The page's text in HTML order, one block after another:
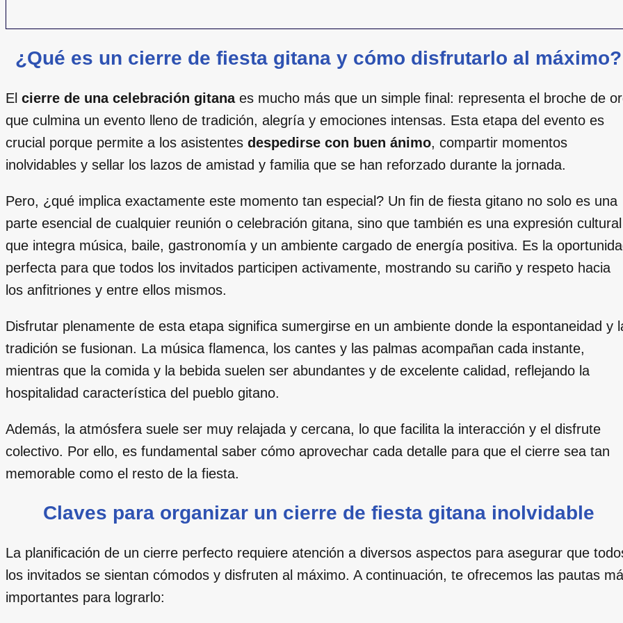
¿Qué es un cierre de fiesta gitana y cómo disfrutarlo al máximo?
El cierre de una celebración gitanaes mucho más que un simple final: representa el broche de
que culmina un evento lleno de tradición, alegría y emociones intensas. Esta etapa del evento es
crucial porque permite a los asistentes despedirse con buen ánimo, compartir momentos
inolvidables y sellar los lazos de amistad y familia que se han reforzado durante la jornada.
Pero, ¿qué implica exactamente este momento tan especial? Un fin de fiesta gitano no solo es una
parte esencial de cualquier reunión o celebración gitana, sino que también es una expresión cultural
que integra música, baile, gastronomía y un ambiente cargado de energía positiva. Es la
perfecta para que todos los invitados participen activamente, mostrando su cariño y respeto hacia
los anfitriones y entre ellos mismos.
Disfrutar plenamente de esta etapa significa sumergirse en un ambiente donde la espontaneidad y
tradición se fusionan. La música flamenca, los cantes y las palmas acompañan cada instante,
mientras que la comida y la bebida suelen ser abundantes y de excelente calidad, reflejando la
hospitalidad característica del pueblo gitano.
Además, la atmósfera suele ser muy relajada y cercana, lo que facilita la interacción y el disfrute
colectivo. Por ello, es fundamental saber cómo aprovechar cada detalle para que el cierre sea tan
memorable como el resto de la fiesta.
Claves para organizar un cierre de fiesta gitana inolvidable
La planificación de un cierre perfecto requiere atención a diversos aspectos para asegurar que
los invitados se sientan cómodos y disfruten al máximo. A continuación, te ofrecemos las pautas
importantes para lograrlo: